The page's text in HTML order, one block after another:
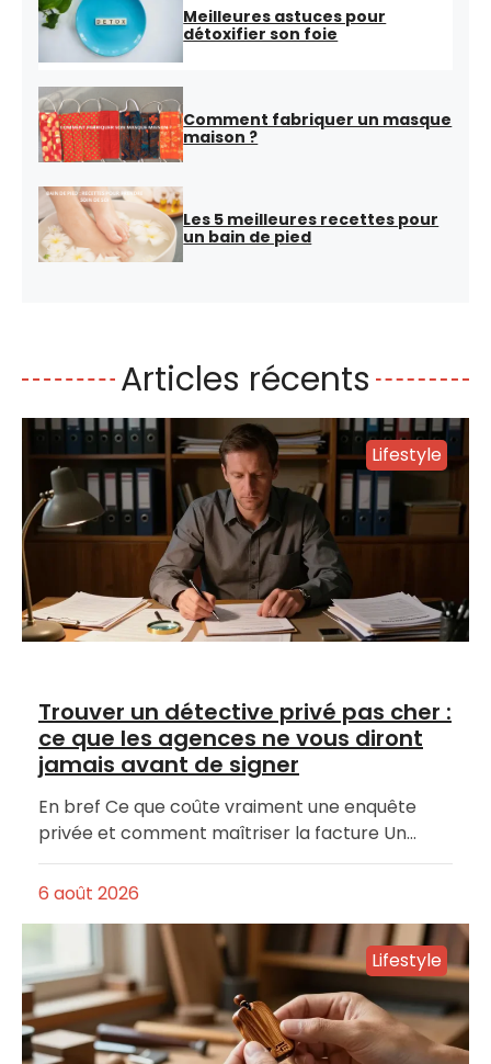
Meilleures astuces pour
détoxifier son foie
Comment fabriquer un masque
maison ?
Les 5 meilleures recettes pour
un bain de pied
Articles récents
Lifestyle
Trouver un détective privé pas cher :
ce que les agences ne vous diront
jamais avant de signer
En bref Ce que coûte vraiment une enquête
privée et comment maîtriser la facture Un…
6 août 2026
Lifestyle